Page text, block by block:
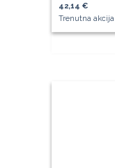
42,14 €
Trenutna